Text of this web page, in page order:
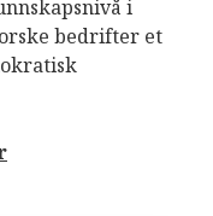
i
bedrifter et